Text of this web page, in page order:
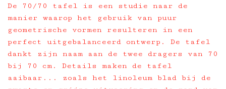
De 70/70 tafel is een studie naar de
manier waarop het gebruik van puur
geometrische vormen resulteren in een
perfect uitgebalanceerd ontwerp. De tafel
dankt zijn naam aan de twee dragers van 70
bij 70 cm. Details maken de tafel
aaibaar... zoals het linoleum blad bij de